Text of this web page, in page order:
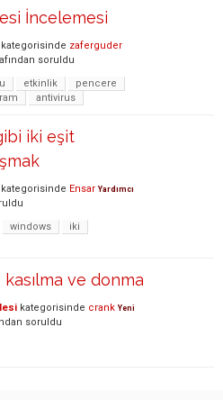
İncelemesi
kategorisinde zaferguder
soruldu
etkinlik
pencere
ram antivirus
iki eşit
kategorisinde Ensar Yardımcı
windows
iki
ve donma
kategorisinde crank Yeni
soruldu